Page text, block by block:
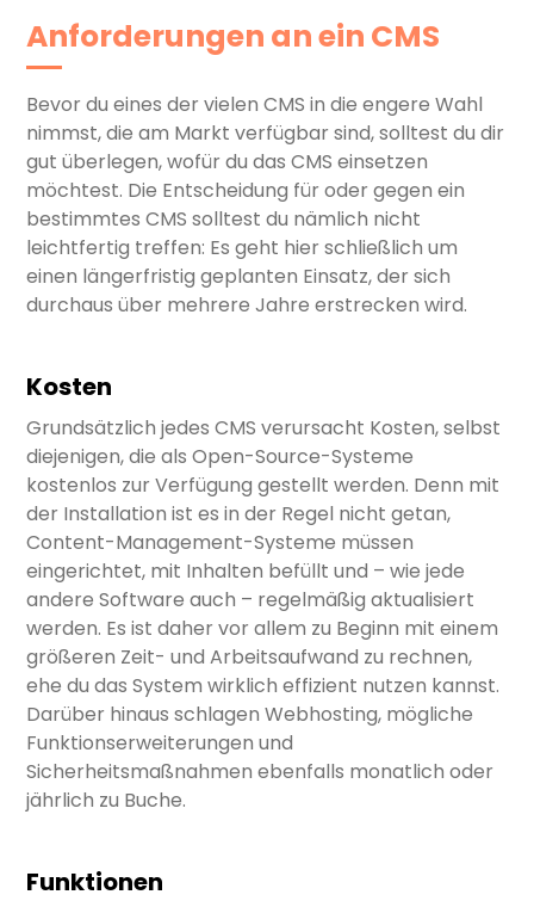
Anforderungen an ein CMS
Bevor du eines der vielen CMS in die engere Wahl
nimmst, die am Markt verfügbar sind, solltest du dir
gut überlegen, wofür du das CMS einsetzen
möchtest. Die Entscheidung für oder gegen ein
bestimmtes CMS solltest du nämlich nicht
leichtfertig treffen: Es geht hier schließlich um
einen längerfristig geplanten Einsatz, der sich
durchaus über mehrere Jahre erstrecken wird.
Kosten
Grundsätzlich jedes CMS verursacht Kosten, selbst
diejenigen, die als Open-Source-Systeme
kostenlos zur Verfügung gestellt werden. Denn mit
der Installation ist es in der Regel nicht getan,
Content-Management-Systeme müssen
eingerichtet, mit Inhalten befüllt und – wie jede
andere Software auch – regelmäßig aktualisiert
werden. Es ist daher vor allem zu Beginn mit einem
größeren Zeit- und Arbeitsaufwand zu rechnen,
ehe du das System wirklich effizient nutzen kannst.
Darüber hinaus schlagen Webhosting, mögliche
Funktionserweiterungen und
Sicherheitsmaßnahmen ebenfalls monatlich oder
jährlich zu Buche.
Funktionen